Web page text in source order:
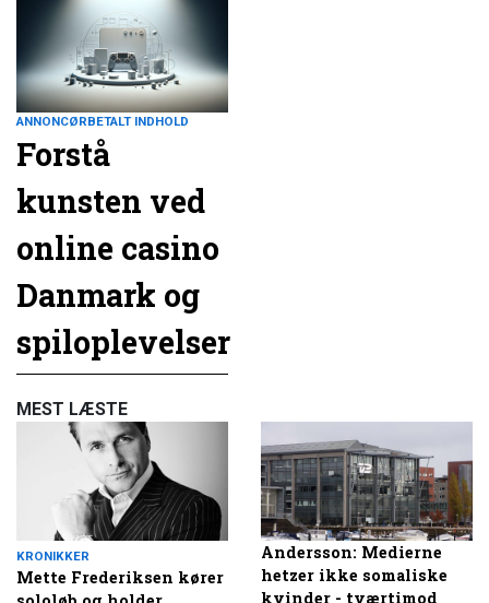
ANNONCØRBETALT INDHOLD
Forstå
kunsten ved
online casino
Danmark og
spiloplevelser
MEST LÆSTE
KRONIKKER
Mette Frederiksen kører
Andersson: Medierne
hetzer ikke somaliske
kvinder - tværtimod